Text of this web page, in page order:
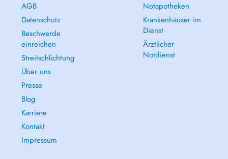
AGB
Datenschutz
Beschwerde
einreichen
Streitschlichtung
Über uns
Presse
Blog
Karriere
Kontakt
Impressum
Notapotheken
Krankenhäuser im
Dienst
Ärztlicher
Notdienst